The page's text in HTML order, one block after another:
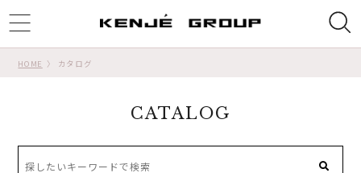
HOME カタログ
CATALOG